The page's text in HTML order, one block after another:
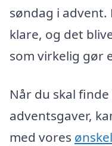
søndag i
klare, og det
som virkelig gør
Når du skal
adventsgaver,
med vores